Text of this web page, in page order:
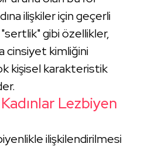
ilişkiler için geçerli
"sertlik" gibi özellikler,
cinsiyet kimliğini
kişisel karakteristik
Lezbiyen
ilişkilendirilmesi